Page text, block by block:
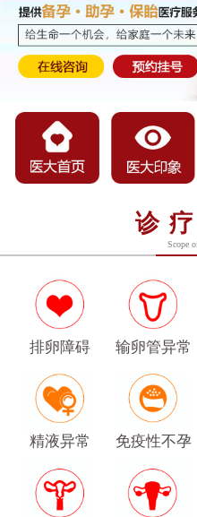
诊
Scope
排卵障碍 输卵管异常
精液异常 免疫性不孕